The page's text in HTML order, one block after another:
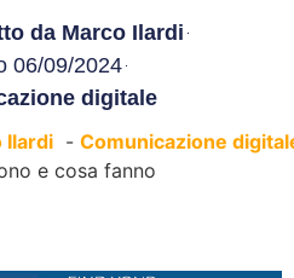
da Marco Ilardi
06/09/2024
digitale
Ilardi
Comunicazione
e cosa fanno